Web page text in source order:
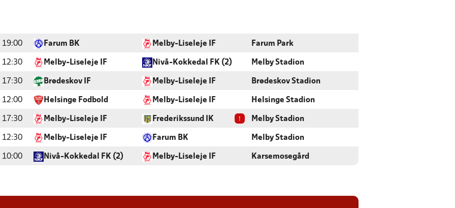
19:00 Farum BK Melby-Liseleje IF Farum Park
12:30 Melby-Liseleje IF Nivå-Kokkedal FK (2) Melby Stadion
17:30 Brødeskov IF Melby-Liseleje IF Brødeskov Stadion
12:00 Helsinge Fodbold Melby-Liseleje IF Helsinge Stadion
17:30 Melby-Liseleje IF Frederikssund IK ! Melby Stadion
12:30 Melby-Liseleje IF Farum BK Melby Stadion
10:00 Nivå-Kokkedal FK (2) Melby-Liseleje IF Karsemosegård